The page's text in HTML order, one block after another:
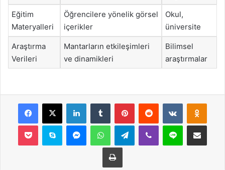
Eğitim
Materyalleri
Öğrencilere yönelik görsel
içerikler
Okul,
üniversite
Araştırma
Verileri
Mantarların etkileşimleri
ve dinamikleri
Bilimsel
araştırmalar
Facebook
X LinkedInTumblr PinterestReddit VKontakte
Pocket Skype MessengerWhatsAppTelegramViber Line E-Posta ile
Yazdır